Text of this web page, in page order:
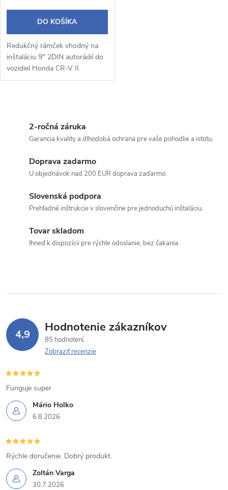
DO KOŠÍKA
Redukčný rámček vhodný na
inštaláciu 9" 2DIN autorádií do
vozidiel Honda CR-V II.
p
v
k
y
v
ý
p
i
s
2-ročná záruka
Garancia kvality a dlhodobá ochrana pre vaše pohodlie a istotu.
Doprava zadarmo
U objednávok nad 200 EUR doprava zadarmo.
Slovenská podpora
Prehľadné inštrukcie v slovenčine pre jednoduchú inštaláciu.
Tovar skladom
Ihneď k dispozícii pre rýchle odoslanie, bez čakania.
4,9 Hodnotenie zákazníkov
85 hodnotení
Zobraziť recenzie
Mário Holko
6.8.2026
Funguje super
Zoltán Varga
30.7.2026
Rýchle doručenie. Dobrý produkt.